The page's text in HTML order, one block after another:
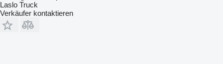
Laslo Truck
Verkäufer kontaktieren